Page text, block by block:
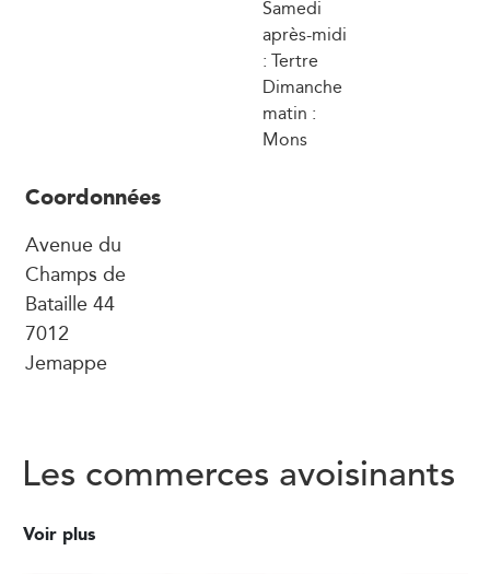
Samedi
après-midi
: Tertre
Dimanche
matin :
Mons
Coordonnées
Avenue du
Champs de
Bataille 44
7012
Jemappe
Les commerces avoisinants
Voir plus